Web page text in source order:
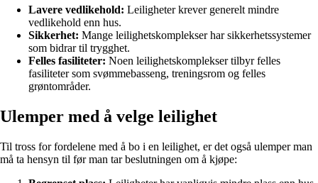
Lavere vedlikehold: Leiligheter krever generelt mindre
vedlikehold enn hus.
Sikkerhet: Mange leilighetskomplekser har sikkerhetssystemer
som bidrar til trygghet.
Felles fasiliteter: Noen leilighetskomplekser tilbyr felles
fasiliteter som svømmebasseng, treningsrom og felles
grøntområder.
Ulemper med å velge leilighet
Til tross for fordelene med å bo i en leilighet, er det også ulemper man
må ta hensyn til før man tar beslutningen om å kjøpe: